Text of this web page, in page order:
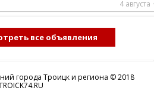
4 августа
все объявления
города Троицк и региона © 2018